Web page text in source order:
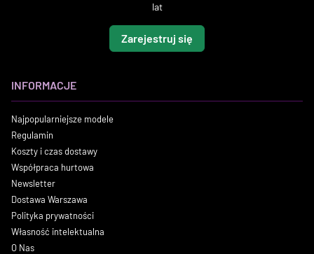
lat
Zarejestruj się
INFORMACJE
Najpopularniejsze modele
Regulamin
Koszty i czas dostawy
Współpraca hurtowa
Newsletter
Dostawa Warszawa
Polityka prywatności
Własność intelektualna
O Nas